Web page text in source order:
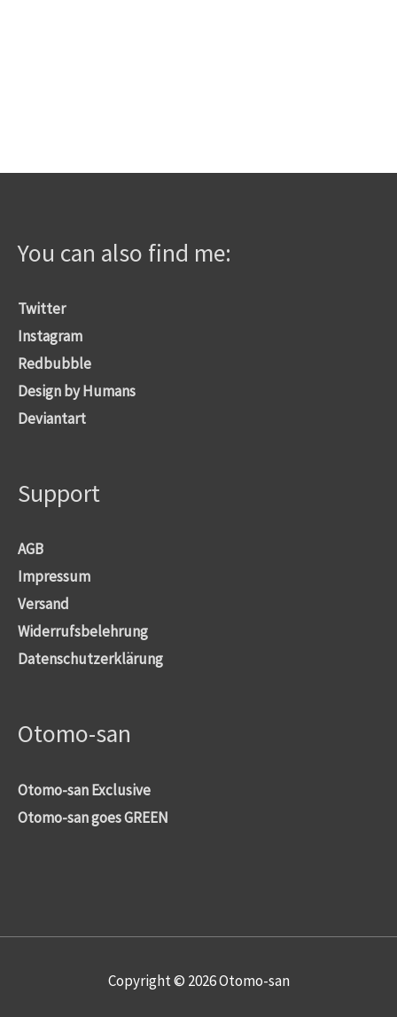
You can also find me:
Twitter
Instagram
Redbubble
Design by Humans
Deviantart
Support
AGB
Impressum
Versand
Widerrufsbelehrung
Datenschutzerklärung
Otomo-san
Otomo-san Exclusive
Otomo-san goes GREEN
Copyright © 2026Otomo-san